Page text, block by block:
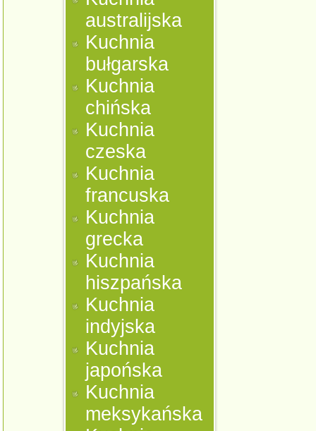
australijska
Kuchnia
bułgarska
Kuchnia
chińska
Kuchnia
czeska
Kuchnia
francuska
Kuchnia
grecka
Kuchnia
hiszpańska
Kuchnia
indyjska
Kuchnia
japońska
Kuchnia
meksykańska